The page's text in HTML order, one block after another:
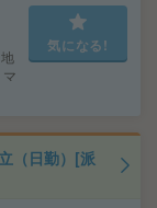
気になる!
（日勤）[派